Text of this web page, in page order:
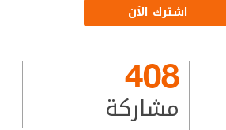
اشترك الآن
408
مشاركة